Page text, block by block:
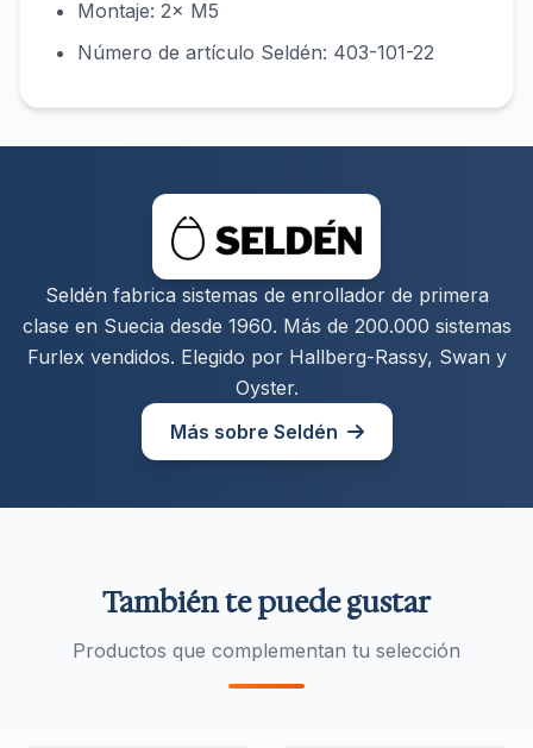
Montaje: 2× M5
Número de artículo Seldén: 403-101-22
Seldén fabrica sistemas de enrollador de primera
clase en Suecia desde 1960. Más de 200.000 sistemas
Furlex vendidos. Elegido por Hallberg-Rassy, Swan y
Oyster.
Más sobre Seldén
También te puede gustar
Productos que complementan tu selección